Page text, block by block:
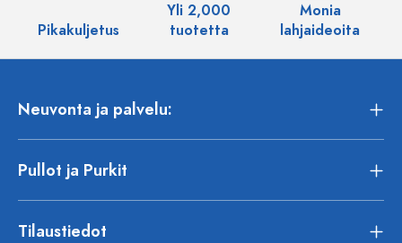
Pikakuljetus
Yli 2,000
tuotetta
Monia
lahjaideoita
Neuvonta ja palvelu:
Pullot ja Purkit
Tilaustiedot